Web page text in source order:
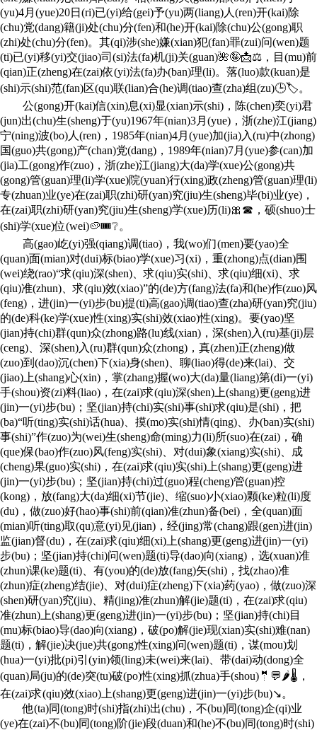
(yu)4月(yue)20日(ri)已(yi)给(gei)予(yu)两(liang)人(ren)开(kai)除
(chu)党(dang)籍(ji)处(chu)分(fen)和(he)开(kai)除(chu)公(gong)职
(zhi)处(chu)分(fen)。其(qi)涉(she)嫌(xian)犯(fan)罪(zui)问(wen)题
(ti)已(yi)移(yi)交(jiao)司(si)法(fa)机(ji)关(guan)🌺🤪📩⚖，目(mu)前
(qian)正(zheng)在(zai)依(yi)法(fa)办(ban)理(li)。落(luo)款(kuan)是
(shi)示(shi)范(fan)区(qu)联(lian)合(he)调(tiao)查(zha)组(zu)🕒🏷。
公(gong)开(kai)信(xin)息(xi)显(xian)示(shi)，陈(chen)奕(yi)君
(jun)出(chu)生(sheng)于(yu)1967年(nian)3月(yue)，浙(zhe)江(jiang)
宁(ning)波(bo)人(ren)，1985年(nian)4月(yue)加(jia)入(ru)中(zhong)
国(guo)共(gong)产(chan)党(dang)，1989年(nian)7月(yue)参(can)加
(jia)工(gong)作(zuo)，浙(zhe)江(jiang)大(da)学(xue)公(gong)共
(gong)管(guan)理(li)学(xue)院(yuan)行(xing)政(zheng)管(guan)理(li)
专(zhuan)业(ye)在(zai)职(zhi)研(yan)究(jiu)生(sheng)毕(bi)业(ye)，
在(zai)职(zhi)研(yan)究(jiu)生(sheng)学(xue)历(li)🎀☎，硕(shuo)士
(shi)学(xue)位(wei)🥔🎟❔。
高(gao)屹(yi)强(qiang)调(tiao)，我(wo)们(men)要(yao)全
(quan)面(mian)对(dui)标(biao)学(xue)习(xi)，重(zhong)点(dian)围
(wei)绕(rao)“求(qiu)深(shen)、求(qiu)实(shi)、求(qiu)细(xi)、求
(qiu)准(zhun)、求(qiu)效(xiao)”的(de)方(fang)法(fa)和(he)作(zuo)风
(feng)，进(jin)一(yi)步(bu)提(ti)高(gao)调(tiao)查(zha)研(yan)究(jiu)
的(de)科(ke)学(xue)性(xing)实(shi)效(xiao)性(xing)。要(yao)坚
(jian)持(chi)群(qun)众(zhong)路(lu)线(xian)，深(shen)入(ru)基(ji)层
(ceng)、深(shen)入(ru)群(qun)众(zhong)，真(zhen)正(zheng)做
(zuo)到(dao)沉(chen)下(xia)身(shen)、聊(liao)得(de)来(lai)、交
(jiao)上(shang)心(xin)，掌(zhang)握(wo)大(da)量(liang)第(di)一(yi)
手(shou)资(zi)料(liao)，在(zai)求(qiu)深(shen)上(shang)更(geng)进
(jin)一(yi)步(bu)；坚(jian)持(chi)实(shi)事(shi)求(qiu)是(shi)，把
(ba)“听(ting)实(shi)话(hua)、摸(mo)实(shi)情(qing)、办(ban)实(shi)
事(shi)”作(zuo)为(wei)生(sheng)命(ming)力(li)所(suo)在(zai)，确
(que)保(bao)作(zuo)风(feng)实(shi)、对(dui)象(xiang)实(shi)、成
(cheng)果(guo)实(shi)，在(zai)求(qiu)实(shi)上(shang)更(geng)进
(jin)一(yi)步(bu)；坚(jian)持(chi)过(guo)程(cheng)管(guan)控
(kong)，放(fang)大(da)细(xi)节(jie)、缩(suo)小(xiao)颗(ke)粒(li)度
(du)，做(zuo)好(hao)事(shi)前(qian)准(zhun)备(bei)，全(quan)面
(mian)听(ting)取(qu)意(yi)见(jian)，经(jing)常(chang)跟(gen)进(jin)
监(jian)督(du)，在(zai)求(qiu)细(xi)上(shang)更(geng)进(jin)一(yi)
步(bu)；坚(jian)持(chi)问(wen)题(ti)导(dao)向(xiang)，选(xuan)准
(zhun)课(ke)题(ti)、有(you)的(de)放(fang)矢(shi)，找(zhao)准
(zhun)症(zheng)结(jie)、对(dui)症(zheng)下(xia)药(yao)，做(zuo)深
(shen)研(yan)究(jiu)、精(jing)准(zhun)解(jie)题(ti)，在(zai)求(qiu)
准(zhun)上(shang)更(geng)进(jin)一(yi)步(bu)；坚(jian)持(chi)目
(mu)标(biao)导(dao)向(xiang)，破(po)解(jie)现(xian)实(shi)难(nan)
题(ti)，解(jie)决(jue)共(gong)性(xing)问(wen)题(ti)，谋(mou)划
(hua)一(yi)批(pi)引(yin)领(ling)未(wei)来(lai)、带(dai)动(dong)全
(quan)局(ju)的(de)突(tu)破(po)性(xing)抓(zhua)手(shou)🤵💬🌶🌡，
在(zai)求(qiu)效(xiao)上(shang)更(geng)进(jin)一(yi)步(bu)↘。
他(ta)同(tong)时(shi)指(zhi)出(chu)，不(bu)同(tong)企(qi)业
(ye)在(zai)不(bu)同(tong)阶(jie)段(duan)和(he)不(bu)同(tong)时(shi)